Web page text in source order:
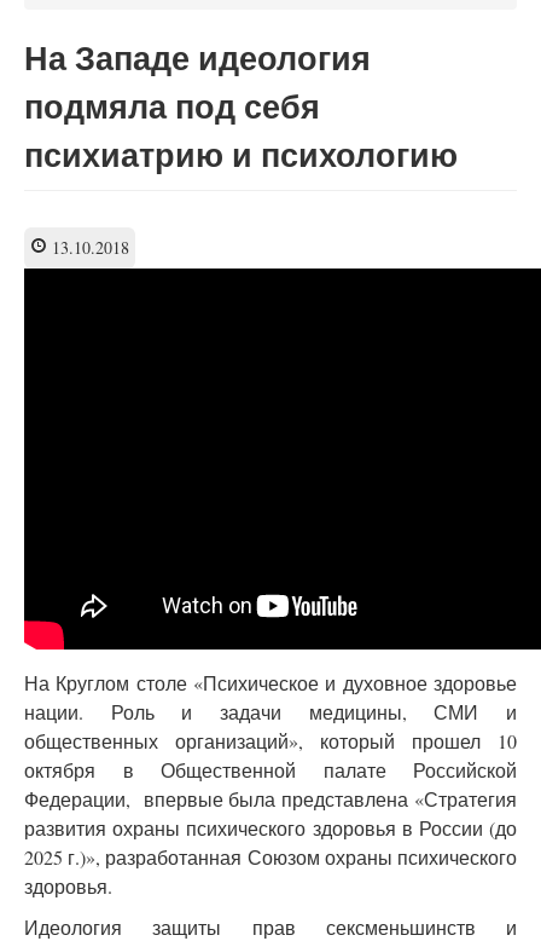
На Западе идеология
подмяла под себя
психиатрию и психологию
13.10.2018
На Круглом столе «Психическое и духовное здоровье
нации. Роль и задачи медицины, СМИ и
общественных организаций», который прошел 10
октября в Общественной палате Российской
Федерации, впервые была представлена «Стратегия
развития охраны психического здоровья в России (до
2025 г.)», разработанная Союзом охраны психического
здоровья.
Идеология защиты прав сексменьшинств и